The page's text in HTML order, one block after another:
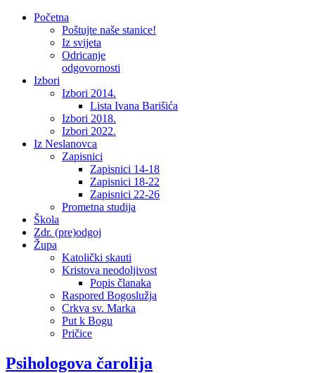
Početna
Poštujte naše stanice!
Iz svijeta
Odricanje
odgovornosti
Izbori
Izbori 2014.
Lista Ivana Barišića
Izbori 2018.
Izbori 2022.
Iz Neslanovca
Zapisnici
Zapisnici 14-18
Zapisnici 18-22
Zapisnici 22-26
Prometna studija
Škola
Zdr. (pre)odgoj
Župa
Katolički skauti
Kristova neodoljivost
Popis članaka
Raspored Bogoslužja
Crkva sv. Marka
Put k Bogu
Pričice
Psihologova čarolija